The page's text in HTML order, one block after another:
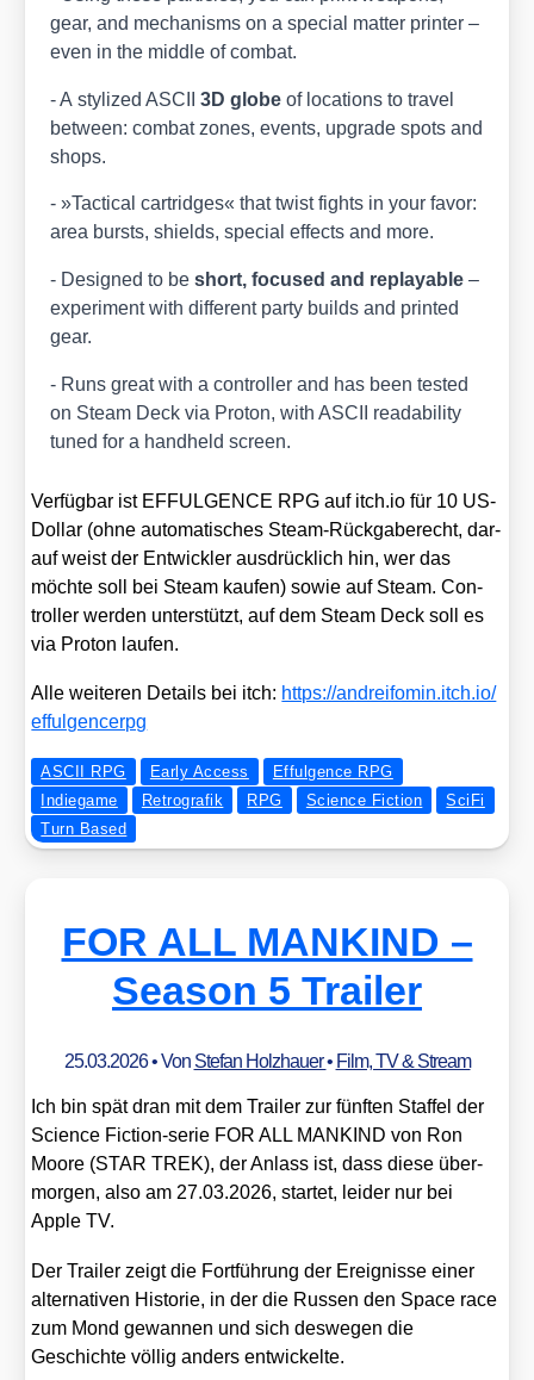
gear, and mecha­nisms on a spe­cial mat­ter prin­ter –
even in the midd­le of com­bat.
- A sty­li­zed ASCII3D glo­be of loca­ti­ons to tra­vel
bet­ween: com­bat zones, events, upgrade spots and
shops.
- »Tac­ti­cal car­tridges« that twist fights in your favor:
area bursts, shields, spe­cial effects and more.
- Desi­gned to beshort, focu­sed and replaya­ble –
expe­ri­ment with dif­fe­rent par­ty builds and prin­ted
gear.
- Runs gre­at with a con­trol­ler and has been tes­ted
on Steam Deck via Pro­ton, with ASCII rea­da­bili­ty
tun­ed for a hand­held screen.
Ver­füg­bar ist EFFULGENCE RPG auf itch​.io für 10 US-
Dol­lar (ohne auto­ma­ti­sches Steam-Rück­ga­be­recht, dar­
auf weist der Ent­wick­ler aus­drück­lich hin, wer das
möch­te soll bei Steam kau­fen) sowie auf Steam. Con­
trol­ler wer­den unter­stützt, auf dem Steam Deck soll es
via Pro­ton lau­fen.
Alle wei­te­ren Details bei itch: https://​and​rei​fo​min​.itch​.io/​
e​f​f​u​l​g​e​n​c​e​rpg
ASCII RPG Early Access
Effulgence RPG
Indiegame
Retrografik RPG Science Fiction
SciFi
Turn Based
FOR ALL MANKIND –
Season 5 Trailer
25.03.2026• Von Stefan Holzhauer• Film, TV & Stream
Ich bin spät dran mit dem Trai­ler zur fünf­ten Staf­fel der
Sci­ence Fic­tion-serie FOR ALL MANKIND von Ron
Moo­re (STAR TREK), der Anlass ist, dass die­se über­
mor­gen, also am 27.03.2026, star­tet, lei­der nur bei
Apple TV.
Der Trai­ler zeigt die Fort­füh­rung der Ereig­nis­se einer
alter­na­ti­ven His­to­rie, in der die Rus­sen den Space race
zum Mond gewan­nen und sich des­we­gen die
Geschich­te völ­lig anders ent­wi­ckel­te.